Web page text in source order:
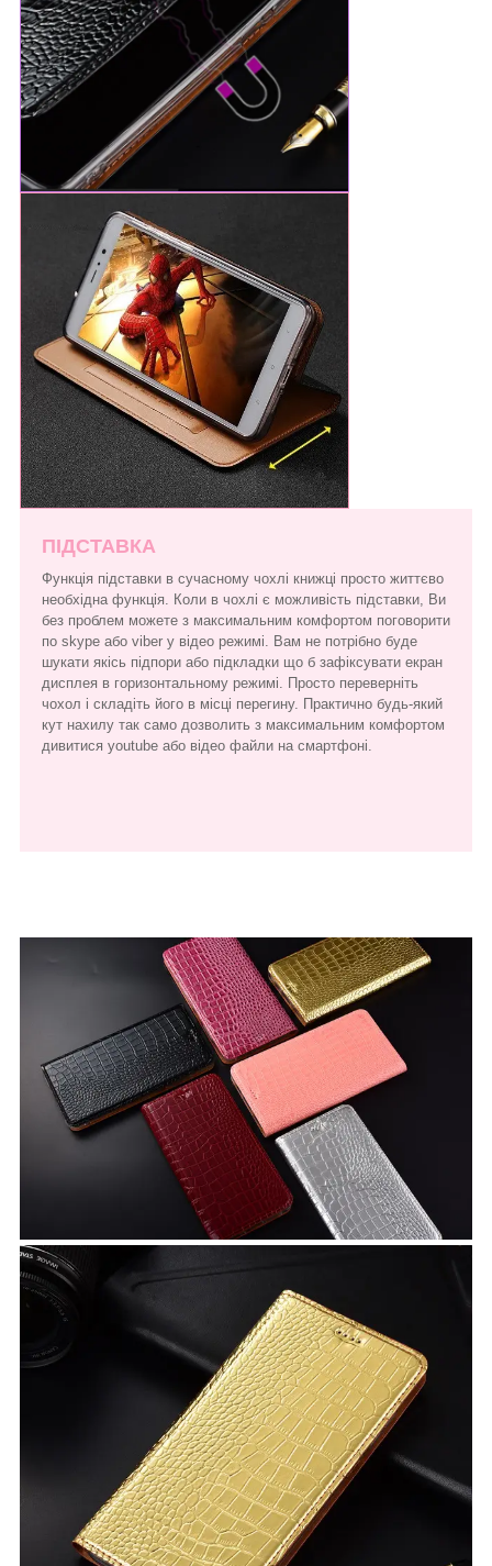
ПІДСТАВКА
Функція підставки в сучасному чохлі книжці просто життєво
необхідна функція. Коли в чохлі є можливість підставки, Ви
без проблем можете з максимальним комфортом поговорити
по skype або viber у відео режимі. Вам не потрібно буде
шукати якісь підпори або підкладки що б зафіксувати екран
дисплея в горизонтальному режимі. Просто переверніть
чохол і складіть його в місці перегину. Практично будь-який
кут нахилу так само дозволить з максимальним комфортом
дивитися youtube або відео файли на смартфоні.